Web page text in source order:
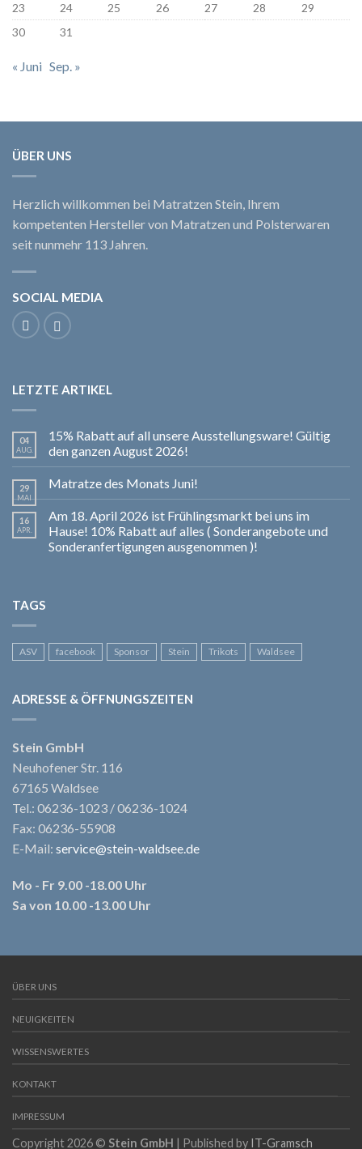
23
24 25 26 27 28
29
30
31
« Juni Sep. »
ÜBER UNS
Herzlich willkommen bei Matratzen Stein, Ihrem
kompetenten Hersteller von Matratzen und Polsterwaren
seit nunmehr 113 Jahren.
SOCIAL MEDIA
LETZTE ARTIKEL
04
AUG.
15% Rabatt auf all unsere Ausstellungsware! Gültig
den ganzen August 2026!
29
MAI
Matratze des Monats Juni!
16
APR.
Am 18. April 2026 ist Frühlingsmarkt bei uns im
Hause! 10% Rabatt auf alles ( Sonderangebote und
Sonderanfertigungen ausgenommen )!
TAGS
ASV facebook Sponsor Stein Trikots Waldsee
ADRESSE & ÖFFNUNGSZEITEN
Stein GmbH
Neuhofener Str. 116
67165 Waldsee
Tel.: 06236-1023 / 06236-1024
Fax: 06236-55908
E-Mail: service@stein-waldsee.de
Mo - Fr 9.00 -18.00 Uhr
Sa von 10.00 -13.00 Uhr
ÜBER UNS
NEUIGKEITEN
WISSENSWERTES
KONTAKT
IMPRESSUM
Copyright 2026 © Stein GmbH | Published by IT-Gramsch